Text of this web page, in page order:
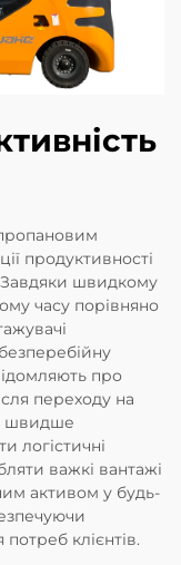
продуктивності
Завдяки швидкому
часу порівняно
про
переходу на
швидше
логістичні
важкі вантажі
активом у будь-
клієнтів.